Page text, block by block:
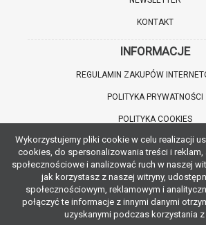
KONTAKT
INFORMACJE
REGULAMIN ZAKUPÓW
POLITYKA PRYWATNOŚCI
POLITYKA COOKIES
WARTO WIEDZIEĆ
INFORMACJE O ZNIŻKACH
JAK DOJECHAĆ
Wykorzystujemy pliki cookie w celu realizacji
cookies, do spersonalizowania treści i
społecznościowe i analizować ruch w naszej
jak korzystasz z naszej witryny,
społecznościowym, reklamowym i
połączyć te informacje z innymi danymi
uzyskanymi podczas korzystania z